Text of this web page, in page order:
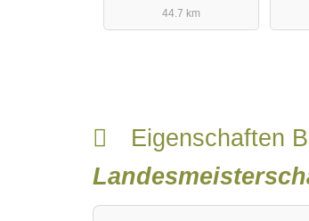
44.7 km
Eigenschaften